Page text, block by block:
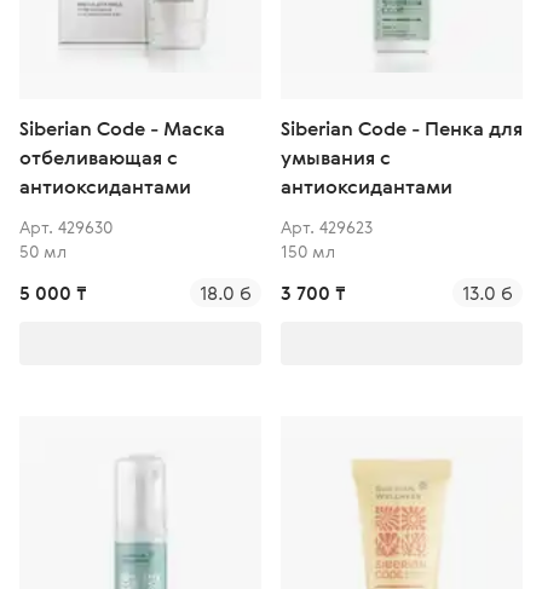
Siberian Code - Маска
отбеливающая c
антиоксидантами
Арт. 429630
50 мл
5 000 ₸ 18.0 б
Siberian Code - Пенка для
умывания c
антиоксидантами
Арт. 429623
150 мл
3 700 ₸ 13.0 б